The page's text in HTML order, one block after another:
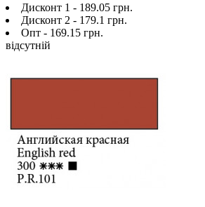
Дисконт 1 - 189.05 грн.
Дисконт 2 - 179.1 грн.
Опт - 169.15 грн.
відсутній